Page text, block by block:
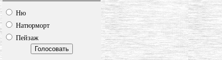
Ню
Натюрморт
Пейзаж